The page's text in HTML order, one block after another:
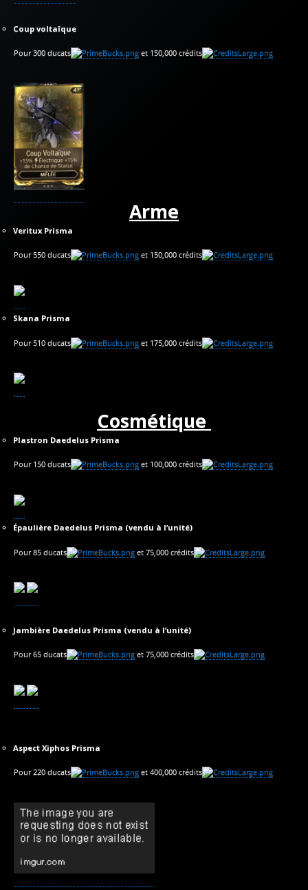
Coup voltaïque
Pour 300 ducats et 150,000 crédits
Arme
Veritux Prisma
Pour 550 ducats et 150,000 crédits
Skana Prisma
Pour 510 ducats et 175,000 crédits
Cosmétique
Plastron Daedelus Prisma
Pour 150 ducats et 100,000 crédits
Épaulière Daedelus Prisma (vendu à l’unité)
Pour 85 ducats et 75,000 crédits
Jambière Daedelus Prisma (vendu à l’unité)
Pour 65 ducats et 75,000 crédits
Aspect Xiphos Prisma
Pour 220 ducats et 400,000 crédits